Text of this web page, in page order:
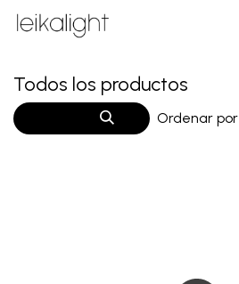
Ir al contenido
Todos los productos
Ordenar por